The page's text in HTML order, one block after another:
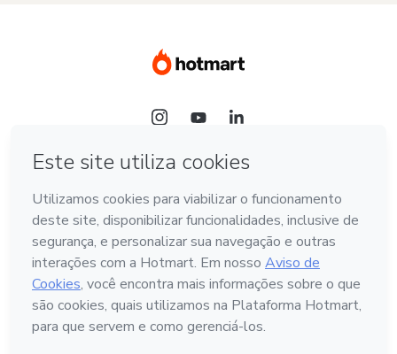
Idioma
Português - Brasil
Hotmart — 2011-2026 © Todos os direitos reservados